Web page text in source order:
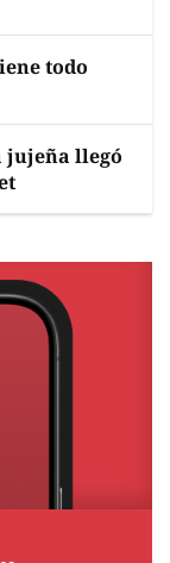
todo
jujeña llegó